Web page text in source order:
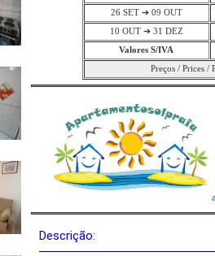
26 SET ➔ 09 OUT
10 OUT ➔ 31 DEZ
Valores S/IVA
Preços / Prices /
Descrição: